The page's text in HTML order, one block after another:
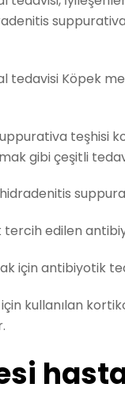
tedavisi Köpek
teşhisi
gibi çeşitli
tercih edilen
için antibiyotik
kullanılan